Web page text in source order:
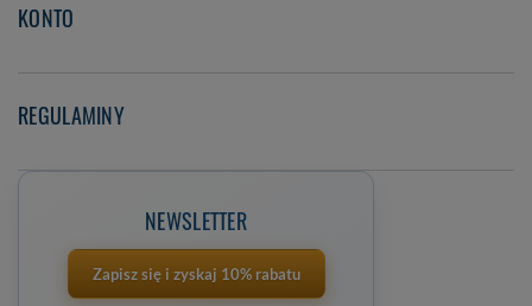
KONTO
REGULAMINY
NEWSLETTER
Zapisz się i zyskaj 10% rabatu